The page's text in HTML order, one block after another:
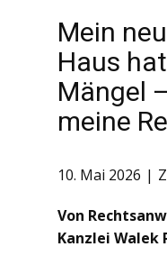
Mein
Haus
Mängel
meine
10. Mai 2026
Von
Kanzlei Walek